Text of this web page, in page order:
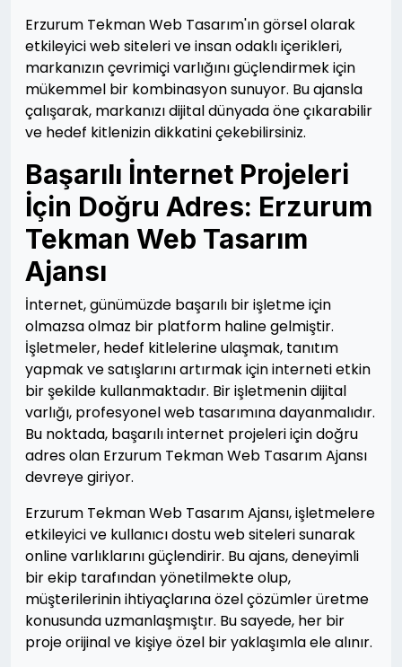
Erzurum Tekman Web Tasarım'ın görsel olarak
etkileyici web siteleri ve insan odaklı içerikleri,
markanızın çevrimiçi varlığını güçlendirmek için
mükemmel bir kombinasyon sunuyor. Bu ajansla
çalışarak, markanızı dijital dünyada öne çıkarabilir
ve hedef kitlenizin dikkatini çekebilirsiniz.
Başarılı İnternet Projeleri
İçin Doğru Adres: Erzurum
Tekman Web Tasarım
Ajansı
İnternet, günümüzde başarılı bir işletme için
olmazsa olmaz bir platform haline gelmiştir.
İşletmeler, hedef kitlelerine ulaşmak, tanıtım
yapmak ve satışlarını artırmak için interneti etkin
bir şekilde kullanmaktadır. Bir işletmenin dijital
varlığı, profesyonel web tasarımına dayanmalıdır.
Bu noktada, başarılı internet projeleri için doğru
adres olan Erzurum Tekman Web Tasarım Ajansı
devreye giriyor.
Erzurum Tekman Web Tasarım Ajansı, işletmelere
etkileyici ve kullanıcı dostu web siteleri sunarak
online varlıklarını güçlendirir. Bu ajans, deneyimli
bir ekip tarafından yönetilmekte olup,
müşterilerinin ihtiyaçlarına özel çözümler üretme
konusunda uzmanlaşmıştır. Bu sayede, her bir
proje orijinal ve kişiye özel bir yaklaşımla ele alınır.